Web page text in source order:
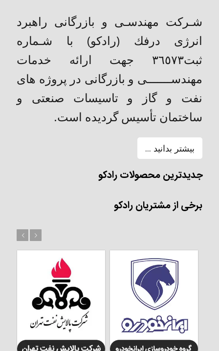
شـركت مهندسـی و بازرگانی راهبرد
انرژی درفك (رادکو) با شـماره
ثبت٣٦٥٧٣ جهت ارائه خدمات
مهندســـــــی و بازرگانی در پروژه های
نفت و گاز و تاسیسات صنعتی و
ساختمان تأسیس گردیده است.
بیشتر بدانید ...
جدیدترین محصولات رادکو
برخی از مشتریان رادکو